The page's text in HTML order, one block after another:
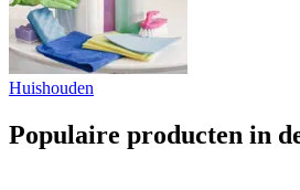
Huishouden
Populaire producten in